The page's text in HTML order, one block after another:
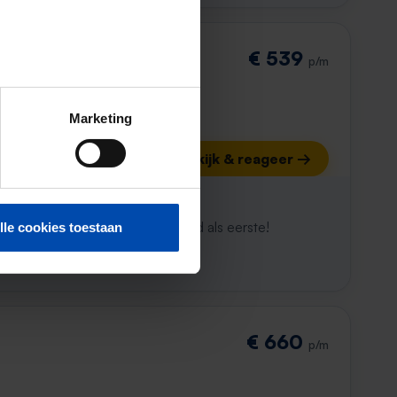
Marketing
cookies toestaan
€ 539 p/m
Bekijk & reageer →
al weg
maken. Met Rent.nl ben je altijd als eerste!
€ 660 p/m